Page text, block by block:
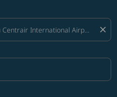
close